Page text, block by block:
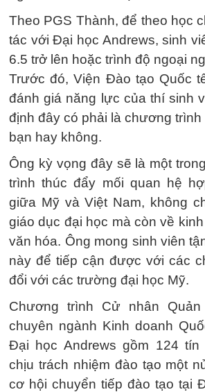
Theo PGS Thành, để theo học
tác với Đại học Andrews, sinh
6.5 trở lên hoặc trình độ ngoại
Trước đó, Viện Đào tạo Quốc
đánh giá năng lực của thí sinh
định đây có phải là chương
bạn hay không.
Ông kỳ vọng đây sẽ là một
trình thúc đẩy mối quan hệ
giữa Mỹ và Việt Nam, không
giáo dục đại học mà còn về
văn hóa. Ông mong sinh viên
này để tiếp cận được với các
đổi với các trường đại học Mỹ.
Chương trình Cử nhân
chuyên ngành Kinh doanh
Đại học Andrews gồm 124 tín
chịu trách nhiệm đào tạo một
cơ hội chuyển tiếp đào tạo tại